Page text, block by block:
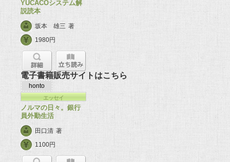
YUCACOシステム解
説読本
坂本 雄三 著
1980円
電子書籍販売サイトはこちら
honto
エッセイ
ノルマの日々。銀行
員外勤生活
田口清 著
1100円